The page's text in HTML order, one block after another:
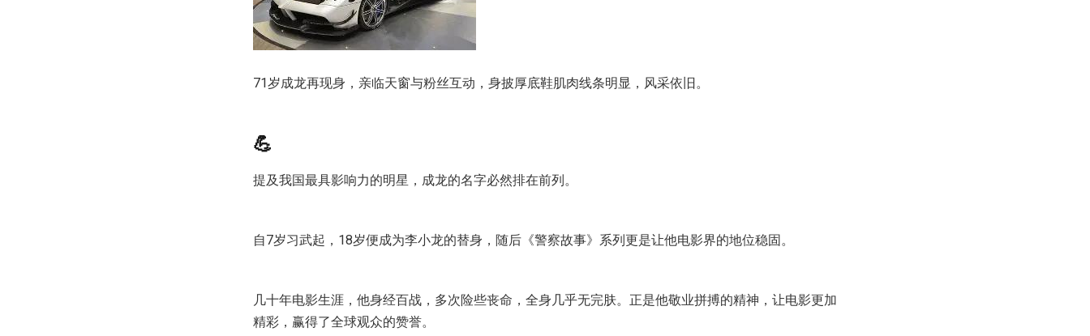
71岁成龙再现身，亲临天窗与粉丝互动，身披厚底鞋肌肉线条明显，风采依旧。
💪
提及我国最具影响力的明星，成龙的名字必然排在前列。
自7岁习武起，18岁便成为李小龙的替身，随后《警察故事》系列更是让他电影界的地位稳固。
几十年电影生涯，他身经百战，多次险些丧命，全身几乎无完肤。正是他敬业拼搏的精神，让电影更加
精彩，赢得了全球观众的赞誉。